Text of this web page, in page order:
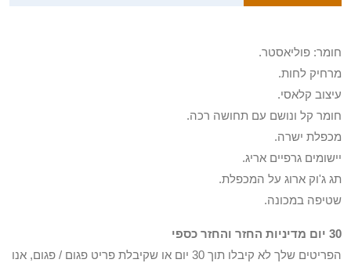
חומר: פוליאסטר.
מרחיק לחות.
עיצוב קלאסי.
חומר קל ונושם עם תחושה רכה.
מכפלת ישרה.
יישומים גרפיים אריג.
תג ג'וק ארוג על המכפלת.
שטיפה במכונה.
30 יום מדיניות החזר והחזר כספי
הפריטים שלך לא קיבלו תוך 30 יום או שקיבלת פריט פגום / פגום, אנו